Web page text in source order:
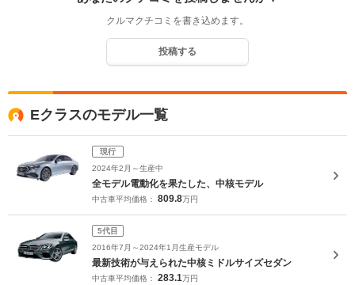
クルマクチコミを書き込めます。
投稿する
Eクラスのモデル一覧
現行
2024年2月～生産中
全モデル電動化を果たした、中核モデル
中古車平均価格： 809.8万円
5代目
2016年7月～2024年1月生産モデル
最新技術が与えられた中核ミドルサイズセダン
中古車平均価格： 283.1万円